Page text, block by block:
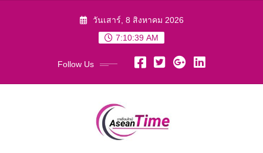
วันเสาร์, 8 สิงหาคม 2026
7:10:41 AM
Follow Us